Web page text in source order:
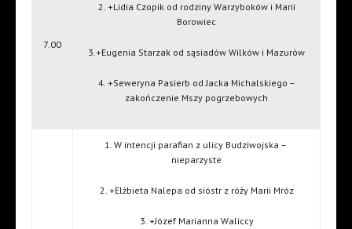
7.00
2. +Lidia Czopik od rodziny Warzyboków i Marii
Borowiec
3.+Eugenia Starzak od sąsiadów Wilków i Mazurów
4. +Seweryna Pasierb od Jacka Michalskiego –
zakończenie Mszy pogrzebowych
1. W intencji parafian z ulicy Budziwojska –
nieparzyste
2. +Elżbieta Nalepa od sióstr z róży Marii Mróz
3. +Józef Marianna Waliccy